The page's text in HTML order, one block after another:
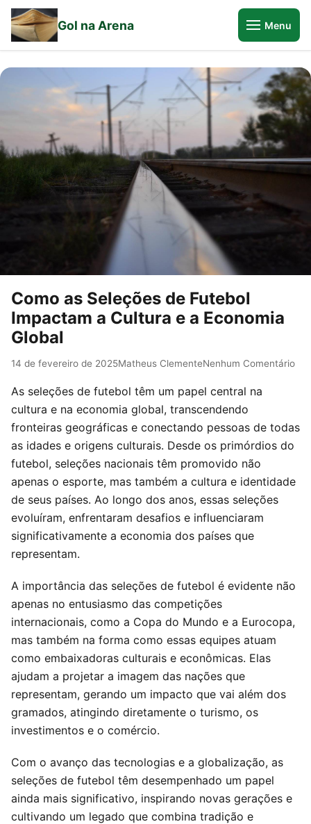
Gol na Arena Menu
Como as Seleções de Futebol
Impactam a Cultura e a Economia
Global
14 de fevereiro de 2025Matheus ClementeNenhum Comentário
As seleções de futebol têm um papel central na
cultura e na economia global, transcendendo
fronteiras geográficas e conectando pessoas de todas
as idades e origens culturais. Desde os primórdios do
futebol, seleções nacionais têm promovido não
apenas o esporte, mas também a cultura e identidade
de seus países. Ao longo dos anos, essas seleções
evoluíram, enfrentaram desafios e influenciaram
significativamente a economia dos países que
representam.
A importância das seleções de futebol é evidente não
apenas no entusiasmo das competições
internacionais, como a Copa do Mundo e a Eurocopa,
mas também na forma como essas equipes atuam
como embaixadoras culturais e econômicas. Elas
ajudam a projetar a imagem das nações que
representam, gerando um impacto que vai além dos
gramados, atingindo diretamente o turismo, os
investimentos e o comércio.
Com o avanço das tecnologias e a globalização, as
seleções de futebol têm desempenhado um papel
ainda mais significativo, inspirando novas gerações e
cultivando um legado que combina tradição e